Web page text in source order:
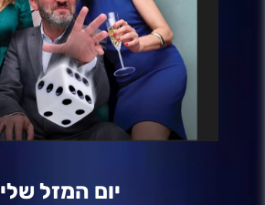
יום המזל שלי